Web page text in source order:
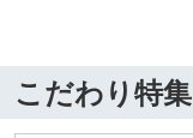
こだわり特集